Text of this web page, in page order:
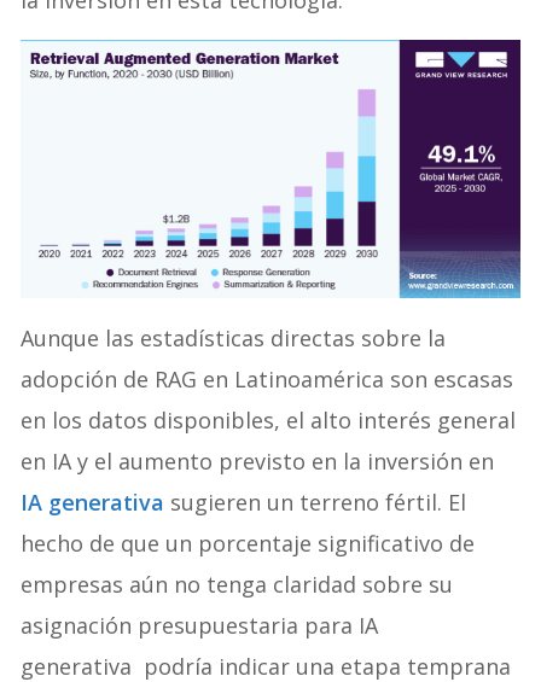
Aunque las estadísticas directas sobre la
adopción de RAG en Latinoamérica son escasas
en los datos disponibles, el alto interés general
en IA y el aumento previsto en la inversión en
IA generativa sugieren un terreno fértil. El
hecho de que un porcentaje significativo de
empresas aún no tenga claridad sobre su
asignación presupuestaria para IA
generativa podría indicar una etapa temprana